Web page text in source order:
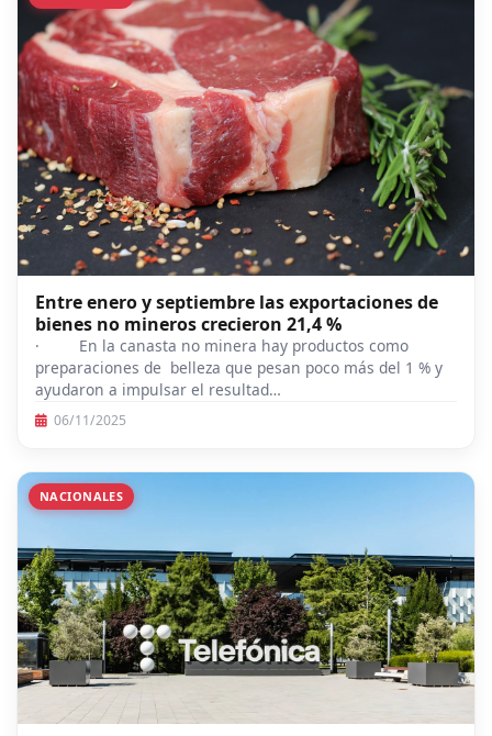
Entre enero y septiembre las exportaciones de
bienes no mineros crecieron 21,4 %
· En la canasta no minera hay productos como
preparaciones de belleza que pesan poco más del 1 % y
ayudaron a impulsar el resultad…
06/11/2025
NACIONALES